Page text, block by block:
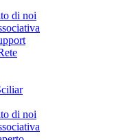
di noi
di noi